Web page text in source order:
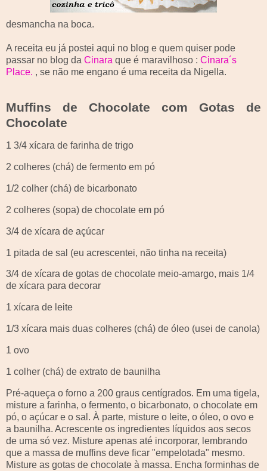
desmancha na boca.
A receita eu já postei aqui no blog e quem quiser pode
passar no blog da Cinara que é maravilhoso : Cinara´s
Place. , se não me engano é uma receita da Nigella.
Muffins de Chocolate com Gotas de
Chocolate
1 3/4 xícara de farinha de trigo
2 colheres (chá) de fermento em pó
1/2 colher (chá) de bicarbonato
2 colheres (sopa) de chocolate em pó
3/4 de xícara de açúcar
1 pitada de sal (eu acrescentei, não tinha na receita)
3/4 de xícara de gotas de chocolate meio-amargo, mais 1/4
de xícara para decorar
1 xícara de leite
1/3 xícara mais duas colheres (chá) de óleo (usei de canola)
1 ovo
1 colher (chá) de extrato de baunilha
Pré-aqueça o forno a 200 graus centígrados. Em uma tigela,
misture a farinha, o fermento, o bicarbonato, o chocolate em
pó, o açúcar e o sal. À parte, misture o leite, o óleo, o ovo e
a baunilha. Acrescente os ingredientes líquidos aos secos
de uma só vez. Misture apenas até incorporar, lembrando
que a massa de muffins deve ficar "empelotada" mesmo.
Misture as gotas de chocolate à massa. Encha forminhas de